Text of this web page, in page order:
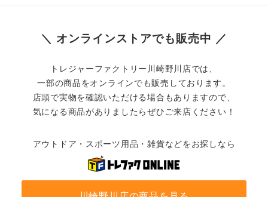
＼ オンラインストアでも販売中 ／
トレジャーファクトリー川崎野川店では、
一部の商品をオンラインでも販売しております。
店頭で実物を確認いただける場合もありますので、
気になる商品がありましたらぜひご来店ください！
アウトドア・スポーツ用品・雑貨などをお探しなら